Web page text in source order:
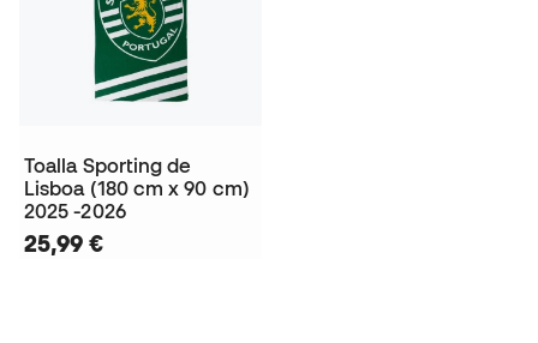
Toalla Sporting de
Lisboa (180 cm x 90 cm)
2025 -2026
25,99 €